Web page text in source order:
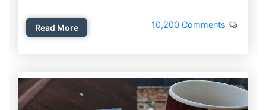
Read More 10,200 Comments